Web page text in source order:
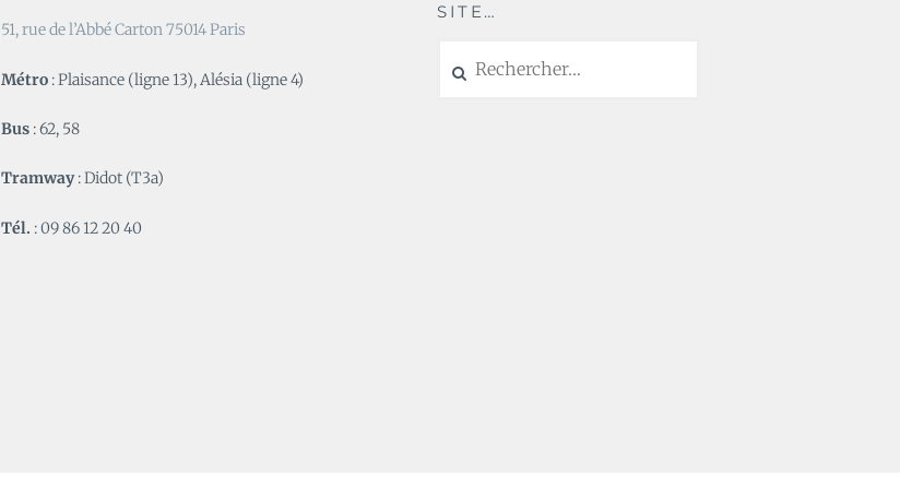
51, rue de l’Abbé Carton 75014 Paris
Métro : Plaisance (ligne 13), Alésia (ligne 4)
Bus : 62, 58
Tramway: Didot (T3a)
Tél. : 09 86 12 20 40
SITE…